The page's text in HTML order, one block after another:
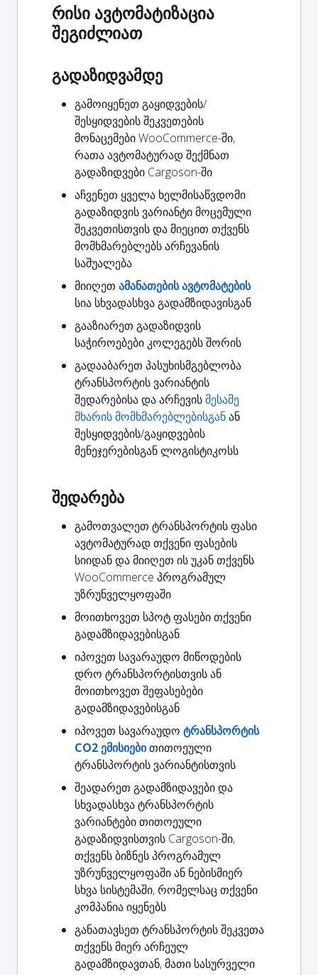
რისი ავტომატიზაცია
შეგიძლიათ
გადაზიდვამდე
გამოიყენეთ გაყიდვების/
შესყიდვების შეკვეთების
მონაცემები WooCommerce-ში,
რათა ავტომატურადშექმნათ
გადაზიდვები Cargoson-ში
აჩვენეთ ყველა ხელმისაწვდომი
გადაზიდვის ვარიანტიმოცემული
შეკვეთისთვის და მიეცით თქვენს
მომხმარებლებს არჩევანის
საშუალება
მიიღეთ ამანათების ავტომატების
სია სხვადასხვა გადამზიდავისგან
გააზიარეთ გადაზიდვის
საჭიროებები კოლეგებს შორის
გადააბარეთ პასუხისმგებლობა
ტრანსპორტის ვარიანტის
შედარებისა და არჩევისმესამე
მხარის მომხმარებლებისგანან
შესყიდვების/გაყიდვების
მენეჯერებისგან ლოგისტიკოსს
შედარება
გამოთვალეთ ტრანსპორტის ფასი
ავტომატურად თქვენი ფასების
სიიდან და მიიღეთ ის უკან თქვენს
WooCommerce პროგრამულ
უზრუნველყოფაში
მოითხოვეთ სპოტ ფასებითქვენი
გადამზიდავებისგან
იპოვეთ სავარაუდო მიწოდების
დრო ტრანსპორტისთვის ან
მოითხოვეთ შეფასებები
გადამზიდავებისგან
იპოვეთ სავარაუდო ტრანსპორტის
CO2 ემისიებითითოეული
ტრანსპორტის ვარიანტისთვის
შეადარეთ გადამზიდავებიდა
სხვადასხვა ტრანსპორტის
ვარიანტები თითოეული
გადაზიდვისთვის Cargoson-ში,
თქვენს ბიზნეს პროგრამულ
უზრუნველყოფაში ან ნებისმიერ
სხვა სისტემაში, რომელსაც თქვენი
კომპანია იყენებს
განათავსეთ ტრანსპორტის შეკვეთა
თქვენს მიერ არჩეულ
გადამზიდავთან, მათი სასურველი